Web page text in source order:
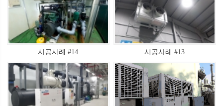
시공사례 #14 시공사례 #13